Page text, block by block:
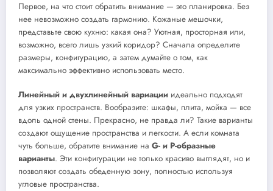
Первое, на что стоит обратить внимание — это планировка. Без
нее невозможно создать гармонию. Кожаные мешочки,
представьте свою кухню: какая она? Уютная, просторная или,
возможно, всего лишь узкий коридор? Сначала определите
размеры, конфигурацию, а затем думайте о том, как
максимально эффективно использовать место.
Линейный и двухлинейный вариации идеально подходят
для узких пространств. Вообразите: шкафы, плита, мойка — все
вдоль одной стены. Прекрасно, не правда ли? Такие варианты
создают ощущение пространства и легкости. А если комната
чуть больше, обратите внимание на G- и P-образные
варианты. Эти конфигурации не только красиво выглядят, но и
позволяют создать обеденную зону, полностью используя
угловые пространства.